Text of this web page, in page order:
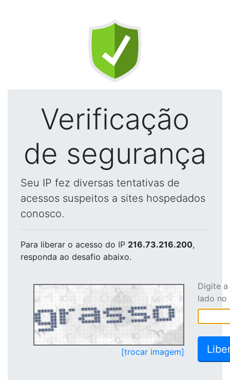
Verificação
de segurança
Seu IP fez diversas tentativas de
acessos suspeitos a sites hospedados
conosco.
Para liberar o acesso do IP 216.73.216.200,
responda ao desafio abaixo.
[trocar imagem]
Digite
lado no